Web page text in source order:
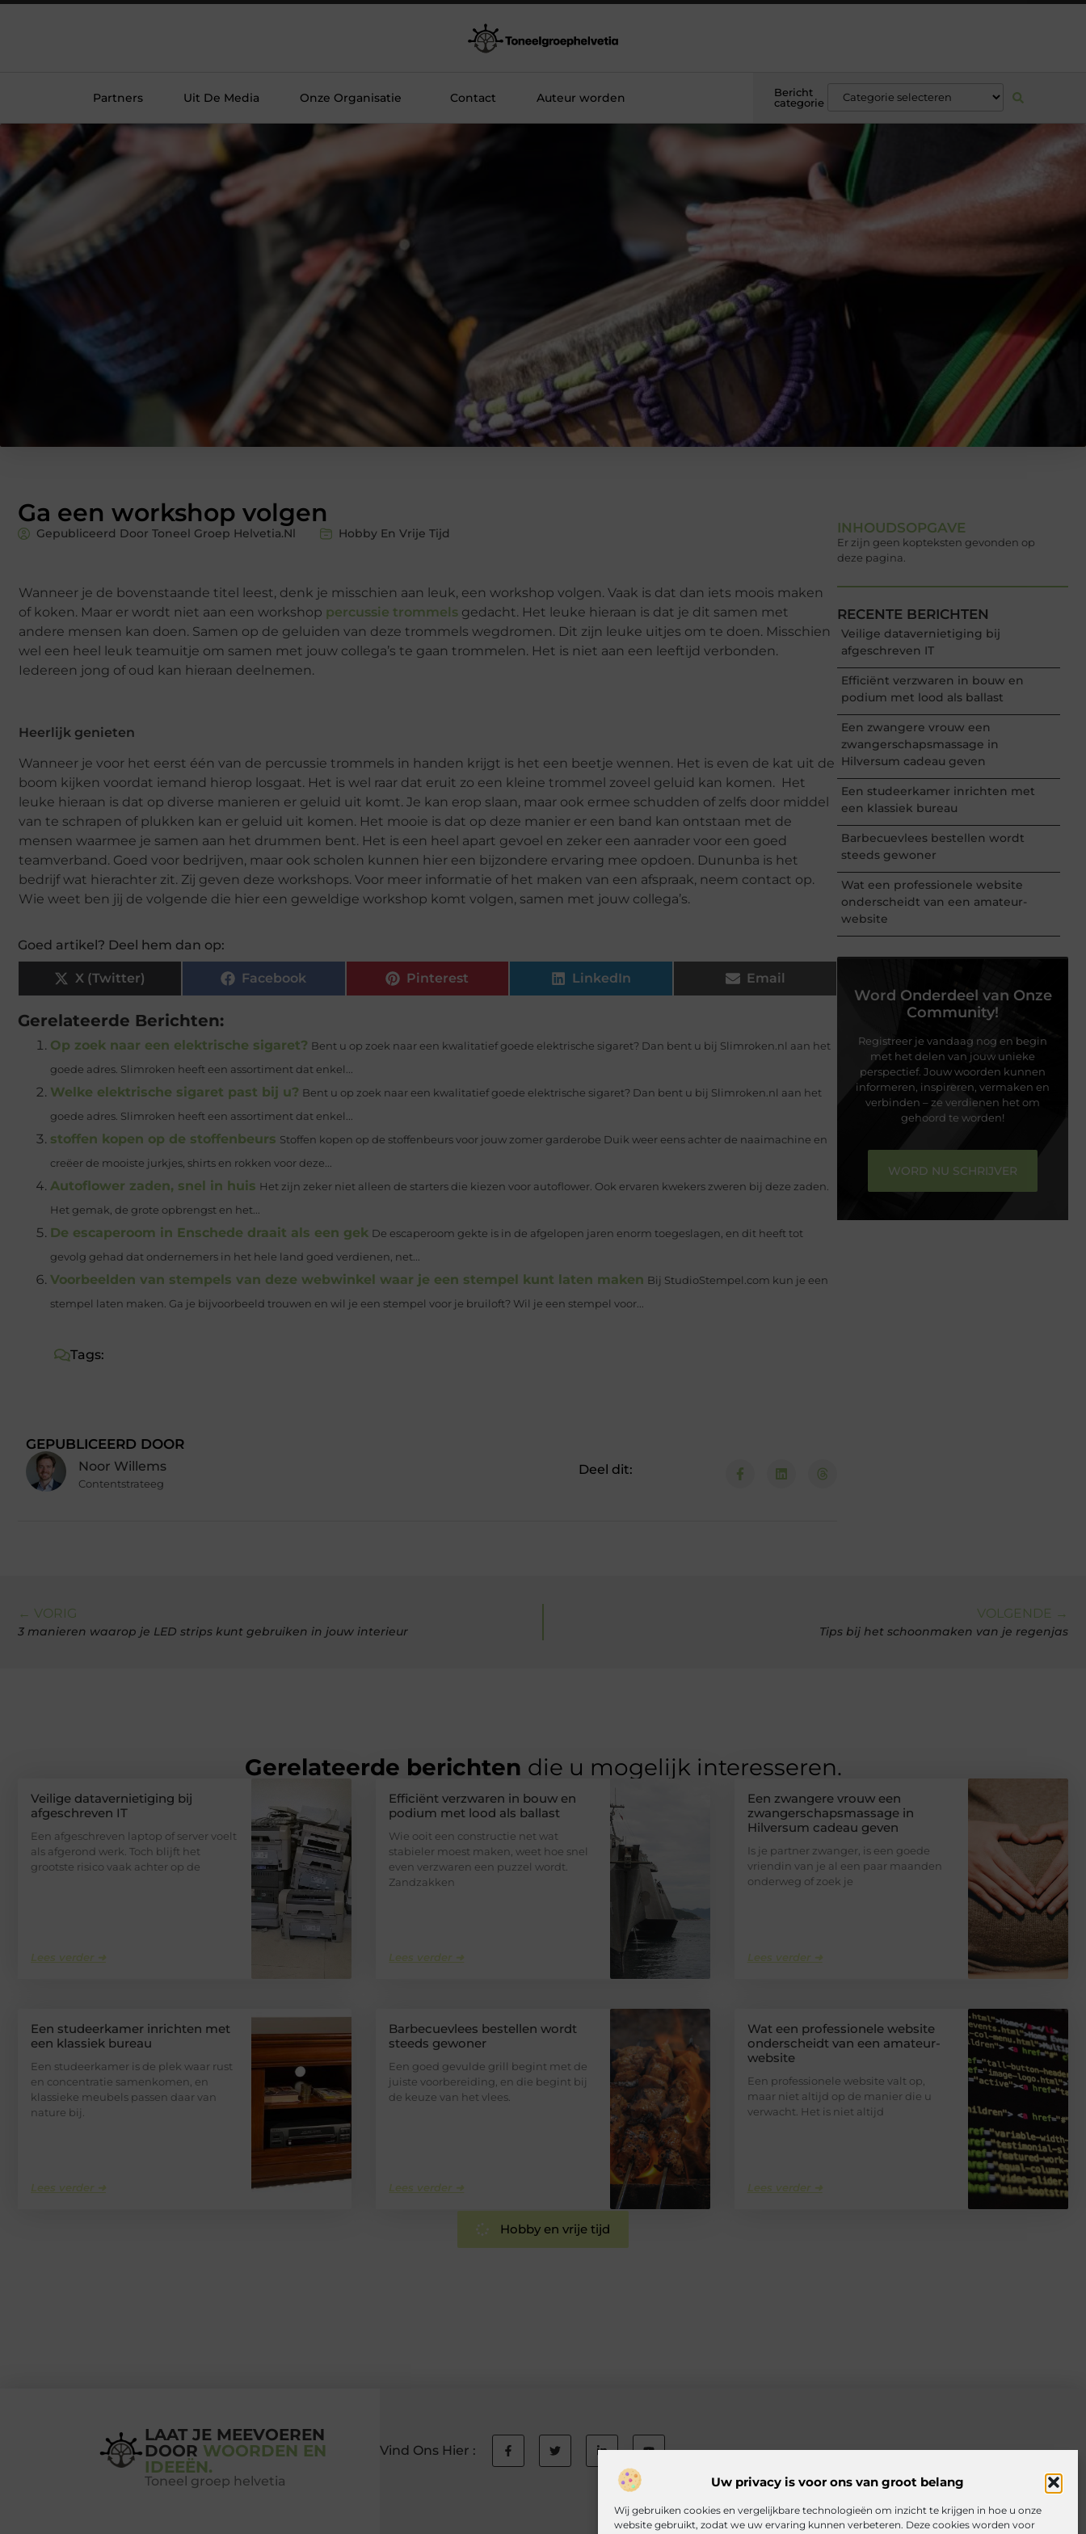
Uw privacy is voor ons van groot belang
Wij gebruiken cookies en vergelijkbare technologieën om inzicht te krijgen in hoe u onze
website gebruikt, zodat we uw ervaring kunnen verbeteren. Deze cookies worden voor
Partners Uit De Media Onze Organisatie Contact Auteur worden
Bericht
categorie
Ga een workshop volgen
Gepubliceerd Door Toneel Groep Helvetia.nl Hobby En Vrije Tijd
Wanneer je de bovenstaande titel leest, denk je misschien aan leuk, een workshop volgen. Vaak is dat dan iets moois maken
of koken. Maar er wordt niet aan een workshop percussie trommels gedacht. Het leuke hieraan is dat je dit samen met
andere mensen kan doen. Samen op de geluiden van deze trommels wegdromen. Dit zijn leuke uitjes om te doen. Misschien
wel een heel leuk teamuitje om samen met jouw collega’s te gaan trommelen. Het is niet aan een leeftijd verbonden.
Iedereen jong of oud kan hieraan deelnemen.
Heerlijk genieten
Wanneer je voor het eerst één van de percussie trommels in handen krijgt is het een beetje wennen. Het is even de kat uit de
boom kijken voordat iemand hierop losgaat. Het is wel raar dat eruit zo een kleine trommel zoveel geluid kan komen. Het
leuke hieraan is dat op diverse manieren er geluid uit komt. Je kan erop slaan, maar ook ermee schudden of zelfs door middel
van te schrapen of plukken kan er geluid uit komen. Het mooie is dat op deze manier er een band kan ontstaan met de
mensen waarmee je samen aan het drummen bent. Het is een heel apart gevoel en zeker een aanrader voor een goed
teamverband. Goed voor bedrijven, maar ook scholen kunnen hier een bijzondere ervaring mee opdoen. Dununba is het
bedrijf wat hierachter zit. Zij geven deze workshops. Voor meer informatie of het maken van een afspraak, neem contact op.
Wie weet ben jij de volgende die hier een geweldige workshop komt volgen, samen met jouw collega’s.
Goed artikel? Deel hem dan op:
X (Twitter) Facebook Pinterest LinkedIn Email
Gerelateerde Berichten:
Op zoek naar een elektrische sigaret? Bent u op zoek naar een kwalitatief goede elektrische sigaret? Dan bent u bij Slimroken.nl aan het
goede adres. Slimroken heeft een assortiment dat enkel...
Welke elektrische sigaret past bij u? Bent u op zoek naar een kwalitatief goede elektrische sigaret? Dan bent u bij Slimroken.nl aan het
goede adres. Slimroken heeft een assortiment dat enkel...
stoffen kopen op de stoffenbeurs Stoffen kopen op de stoffenbeurs voor jouw zomer garderobe Duik weer eens achter de naaimachine en
creëer de mooiste jurkjes, shirts en rokken voor deze...
Autoflower zaden, snel in huis Het zijn zeker niet alleen de starters die kiezen voor autoflower. Ook ervaren kwekers zweren bij deze zaden.
Het gemak, de grote opbrengst en het...
De escaperoom in Enschede draait als een gek De escaperoom gekte is in de afgelopen jaren enorm toegeslagen, en dit heeft tot
gevolg gehad dat ondernemers in het hele land goed verdienen, net...
Voorbeelden van stempels van deze webwinkel waar je een stempel kunt laten maken Bij StudioStempel.com kun je een
stempel laten maken. Ga je bijvoorbeeld trouwen en wil je een stempel voor je bruiloft? Wil je een stempel voor...
Tags:
GEPUBLICEERD DOOR
Noor Willems
Contentstrateeg
Deel dit:
INHOUDSOPGAVE
Er zijn geen kopteksten gevonden op
deze pagina.
RECENTE BERICHTEN
Veilige datavernietiging bij
afgeschreven IT
Efficiënt verzwaren in bouw en
podium met lood als ballast
Een zwangere vrouw een
zwangerschapsmassage in
Hilversum cadeau geven
Een studeerkamer inrichten met
een klassiek bureau
Barbecuevlees bestellen wordt
steeds gewoner
Wat een professionele website
onderscheidt van een amateur-
website
Word Onderdeel van Onze
Community!
Registreer je vandaag nog en begin
met het delen van jouw unieke
perspectief. Jouw woorden kunnen
informeren, inspireren, vermaken en
verbinden – ze verdienen het om
gehoord te worden!
WORD NU SCHRIJVER
← VORIG
3 manieren waarop je LED strips kunt gebruiken in jouw interieur
VOLGENDE →
Tips bij het schoonmaken van je regenjas
Gerelateerde berichten die u mogelijk interesseren.
Veilige datavernietiging bij
afgeschreven IT
Een afgeschreven laptop of server voelt
als afgerond werk. Toch blijft het
grootste risico vaak achter op de
Lees verder ➜
Efficiënt verzwaren in bouw en
podium met lood als ballast
Wie ooit een constructie net wat
stabieler moest maken, weet hoe snel
even verzwaren een puzzel wordt.
Zandzakken
Lees verder ➜
Een zwangere vrouw een
zwangerschapsmassage in
Hilversum cadeau geven
Is je partner zwanger, is een goede
vriendin van je al een paar maanden
onderweg of zoek je
Lees verder ➜
Een studeerkamer inrichten met
een klassiek bureau
Een studeerkamer is de plek waar rust
en concentratie samenkomen, en
klassieke meubels passen daar van
nature bij.
Lees verder ➜
Barbecuevlees bestellen wordt
steeds gewoner
Een goed gevulde grill begint met de
juiste voorbereiding, en die begint bij
de keuze van het vlees.
Lees verder ➜
Wat een professionele website
onderscheidt van een amateur-
website
Een professionele website valt op,
maar niet altijd op de manier die u
verwacht. Het is niet altijd
Lees verder ➜
Hobby en vrije tijd
LAAT JE MEEVOEREN
DOOR WOORDEN EN
IDEEËN.
Toneel groep helvetia
Vind Ons Hier :